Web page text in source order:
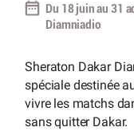
Du 18 juin au 31
Diamniadio
Sheraton Dakar
spéciale destinée
vivre les matchs
sans quitter Dakar.